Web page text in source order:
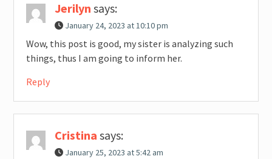
Jerilyn says:
January 24, 2023 at 10:10 pm
Wow, this post is good, my sister is analyzing such
things, thus I am going to inform her.
Reply
Cristina says:
January 25, 2023 at 5:42 am